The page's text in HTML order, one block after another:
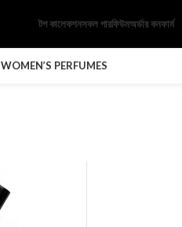
টপ কালেকশনসকল পারফিউমঅর্ডার কনফার্ম
WOMEN’S PERFUMES